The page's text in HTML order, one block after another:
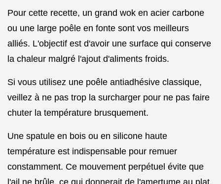
Pour cette recette, un grand wok en acier carbone
ou une large poêle en fonte sont vos meilleurs
alliés. L'objectif est d'avoir une surface qui conserve
la chaleur malgré l'ajout d'aliments froids.
Si vous utilisez une poêle antiadhésive classique,
veillez à ne pas trop la surcharger pour ne pas faire
chuter la température brusquement.
Une spatule en bois ou en silicone haute
température est indispensable pour remuer
constamment. Ce mouvement perpétuel évite que
l'ail ne brûle, ce qui donnerait de l'amertume au plat.